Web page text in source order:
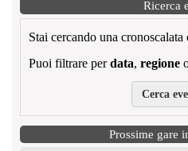
Ricerca
Stai cercando una cronoscalata
Puoi filtrare perdata, regione
Cerca
Prossime gare